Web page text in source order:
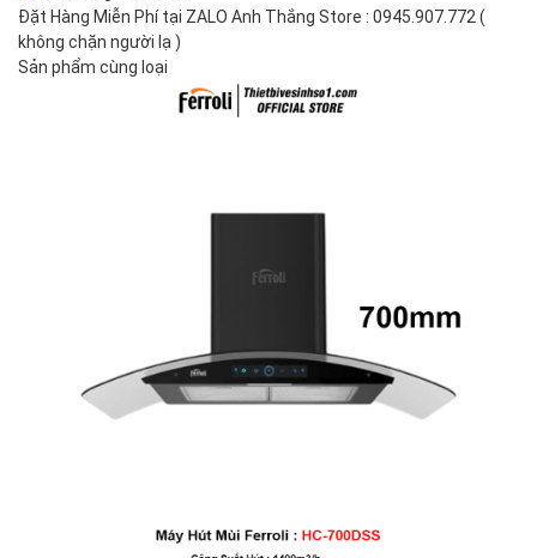
Đặt Hàng Miễn Phí tại ZALO Anh Thắng Store : 0945.907.772 (
không chặn người lạ )
Sản phẩm cùng loại